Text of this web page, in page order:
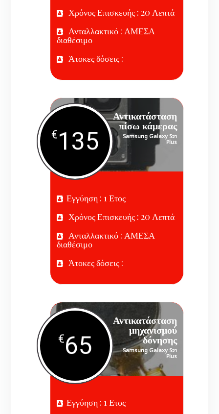
Χρόνος Επισκευής : 20 Λεπτά
Ανταλλακτικό : ΑΜΕΣΑ
διαθέσιμο
Άτοκες δόσεις :
Αντικατάσταση
πίσω κάμερας
Samsung Galaxy S21
Plus
€135
Εγγύηση : 1 Ετος
Χρόνος Επισκευής : 20 Λεπτά
Ανταλλακτικό : ΑΜΕΣΑ
διαθέσιμο
Άτοκες δόσεις :
Αντικατάσταση
μηχανισμού
δόνησης
Samsung Galaxy S21
Plus
€65
Εγγύηση : 1 Ετος